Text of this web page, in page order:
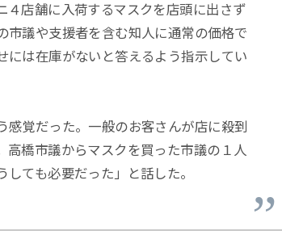
４店舗に入荷するマスクを店頭に出さず
市議や支援者を含む知人に通常の価格で
には在庫がないと答えるよう指示してい
覚だった。一般のお客さんが店に殺到
橋市議からマスクを買った市議の１人
ても必要だった」と話した。